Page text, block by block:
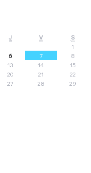
J V
S
1
6 7
8
13 14
15
20 21
22
27 28
29